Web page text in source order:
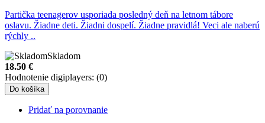
Partička teenagerov usporiada posledný deň na letnom tábore
oslavu. Žiadne deti. Žiadni dospelí. Žiadne pravidlá! Veci ale naberú
rýchly ..
Skladom
18.50 €
Hodnotenie digiplayers: (0)
Do košíka
Pridať na porovnanie